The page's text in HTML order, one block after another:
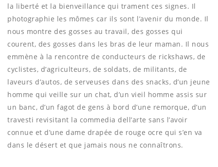
la liberté et la bienveillance qui trament ces signes. Il
photographie les mômes car ils sont l’avenir du monde. Il
nous montre des gosses au travail, des gosses qui
courent, des gosses dans les bras de leur maman. Il nous
emmène à la rencontre de conducteurs de rickshaws, de
cyclistes, d’agriculteurs, de soldats, de militants, de
laveurs d’autos, de serveuses dans des snacks, d’un jeune
homme qui veille sur un chat, d’un vieil homme assis sur
un banc, d’un fagot de gens à bord d’une remorque, d’un
travesti revisitant la commedia dell’arte sans l’avoir
connue et d’une dame drapée de rouge ocre qui s’en va
dans le désert et que jamais nous ne connaîtrons.